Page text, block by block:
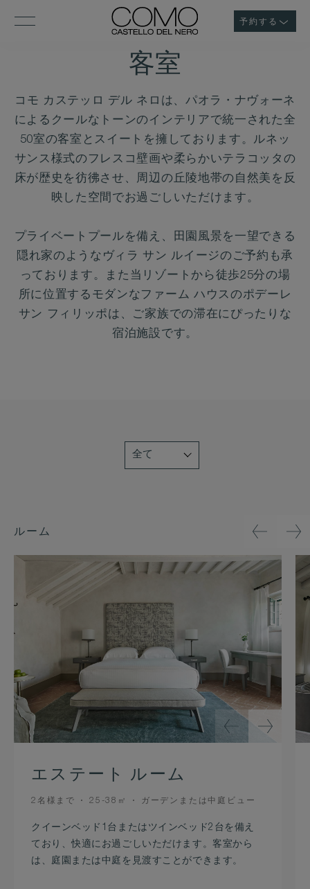
予約する
客室
コモ カステッロ デル ネロは、パオラ・ナヴォーネ
によるクールなトーンのインテリアで統一された全
50室の客室とスイートを擁しております。ルネッ
サンス様式のフレスコ壁画や柔らかいテラコッタの
床が歴史を彷彿させ、周辺の丘陵地帯の自然美を反
映した空間でお過ごしいただけます。
プライベートプールを備え、田園風景を一望できる
隠れ家のようなヴィラ サン ルイージのご予約も承
っております。また当リゾートから徒歩25分の場
所に位置するモダンなファーム ハウスのポデーレ
サン フィリッポは、ご家族での滞在にぴったりな
宿泊施設です。
ルーム
エステート ルーム
OCCUPANCY
2名様まで
ROOM
25-38㎡ VIEW
ガーデンまたは中庭ビュー
クイーンベッド1台またはツインベッド2台を備え
ており、快適にお過ごしいただけます。客室から
は、庭園または中庭を見渡すことができます。